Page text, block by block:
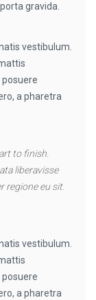
gravida.
vestibulum.
a pharetra
to finish.
liberavisse
regione eu sit.
vestibulum.
a pharetra